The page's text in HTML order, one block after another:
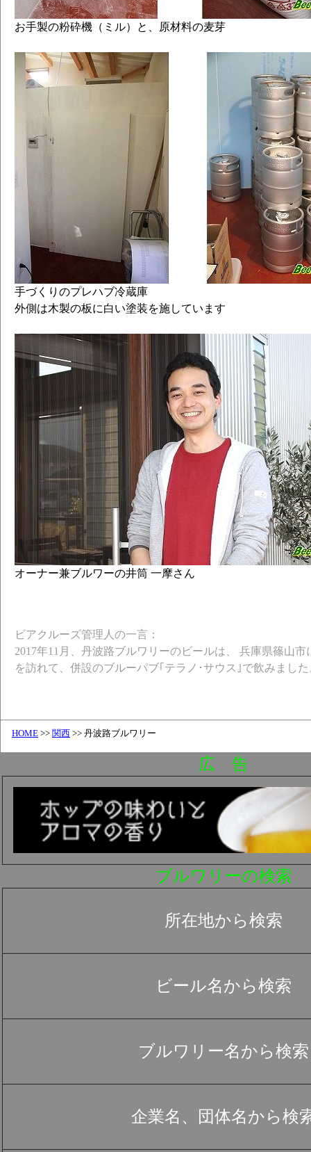
お手製の粉砕機（ミル）と、原材料の麦芽
手づくりのプレハブ冷蔵庫
外側は木製の板に白い塗装を施しています
オーナー兼ブルワーの井筒 一摩さん
ビアクルーズ管理人の一言：
2017年11月、丹波路ブルワリーのビールは、 兵庫県篠山
を訪れて、併設のブルーパブ｢テラノ･サウス｣で飲みました
HOME >> 関西 >> 丹波路ブルワリー